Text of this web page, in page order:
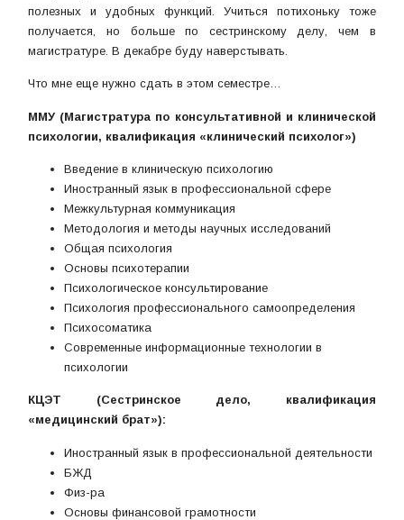
полезных и удобных функций. Учиться потихоньку тоже
получается, но больше по сестринскому делу, чем в
магистратуре. В декабре буду наверстывать.
Что мне еще нужно сдать в этом семестре…
ММУ (Магистратура по консультативной и клинической
психологии, квалификация «клинический психолог»)
Введение в клиническую психологию
Иностранный язык в профессиональной сфере
Межкультурная коммуникация
Методология и методы научных исследований
Общая психология
Основы психотерапии
Психологическое консультирование
Психология профессионального самоопределения
Психосоматика
Современные информационные технологии в
психологии
КЦЭТ (Сестринское дело, квалификация
«медицинский брат»):
Иностранный язык в профессиональной деятельности
БЖД
Физ-ра
Основы финансовой грамотности